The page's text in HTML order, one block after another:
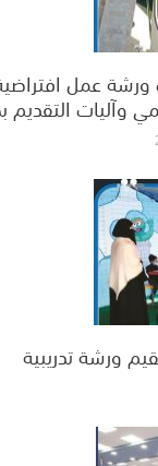
ورشة عمل
وآليات
ورشة تدريبية